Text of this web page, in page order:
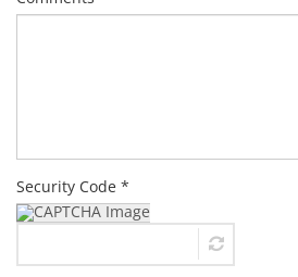
Security Code *